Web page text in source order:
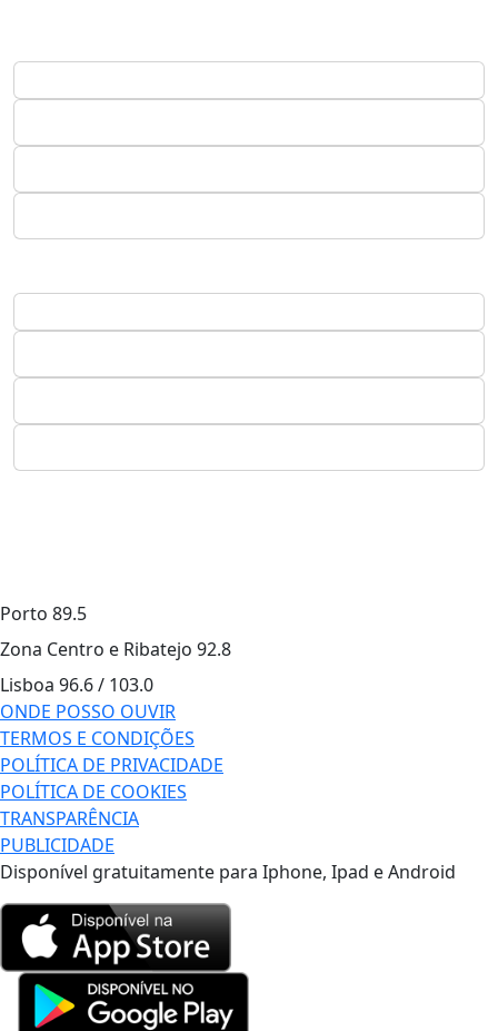
Porto 89.5
Zona Centro e Ribatejo 92.8
Lisboa 96.6 / 103.0
ONDE POSSO OUVIR
TERMOS E CONDIÇÕES
POLÍTICA DE PRIVACIDADE
POLÍTICA DE COOKIES
TRANSPARÊNCIA
PUBLICIDADE
Disponível gratuitamente para Iphone, Ipad e Android